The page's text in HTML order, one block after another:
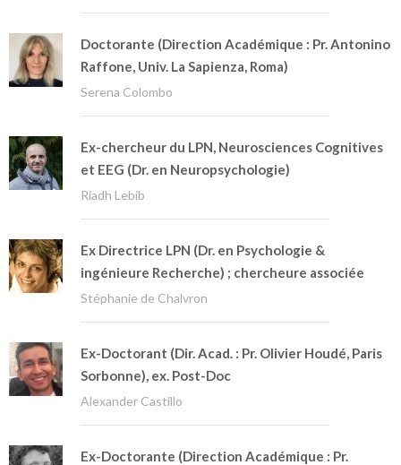
Doctorante (Direction Académique : Pr. Antonino
Raffone, Univ. La Sapienza, Roma)
Serena Colombo
Ex-chercheur du LPN, Neurosciences Cognitives
et EEG (Dr. en Neuropsychologie)
Riadh Lebib
Ex Directrice LPN (Dr. en Psychologie &
ingénieure Recherche) ; chercheure associée
Stéphanie de Chalvron
Ex-Doctorant (Dir. Acad. : Pr. Olivier Houdé, Paris
Sorbonne), ex. Post-Doc
Alexander Castillo
Ex-Doctorante (Direction Académique : Pr.